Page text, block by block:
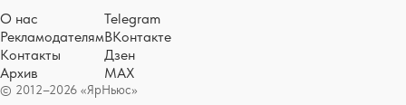
© 2012–2026 «ЯрНьюс»
О нас
Рекламодателям
Контакты
Архив
Telegram
ВКонтакте
Дзен
MAX